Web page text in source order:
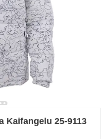
Kaifangelu 25-9113